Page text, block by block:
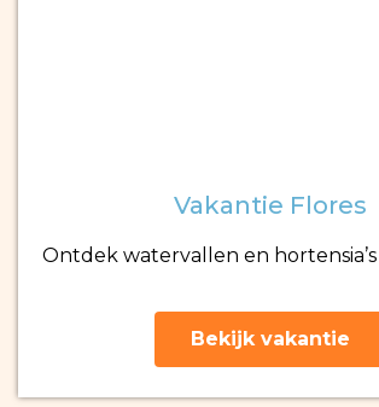
Vakantie Flores
Ontdek watervallen en hortensia’s
Bekijk vakantie